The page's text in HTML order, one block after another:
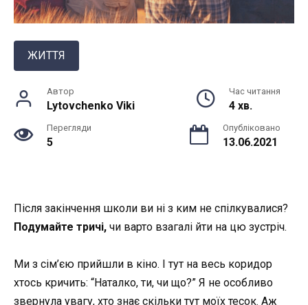
ЖИТТЯ
Автор
Lytovchenko Viki
Час читання
4 хв.
Перегляди
5
Опубліковано
13.06.2021
Після закінчення школи ви ні з ким не спілкувалися?
Подумайте тричі, чи варто взагалі йти на цю зустріч.
Ми з сім’єю прийшли в кіно. І тут на весь коридор
хтось кричить: “Наталко, ти, чи що?” Я не особливо
звернула увагу, хто знає скільки тут моїх тесок. Аж